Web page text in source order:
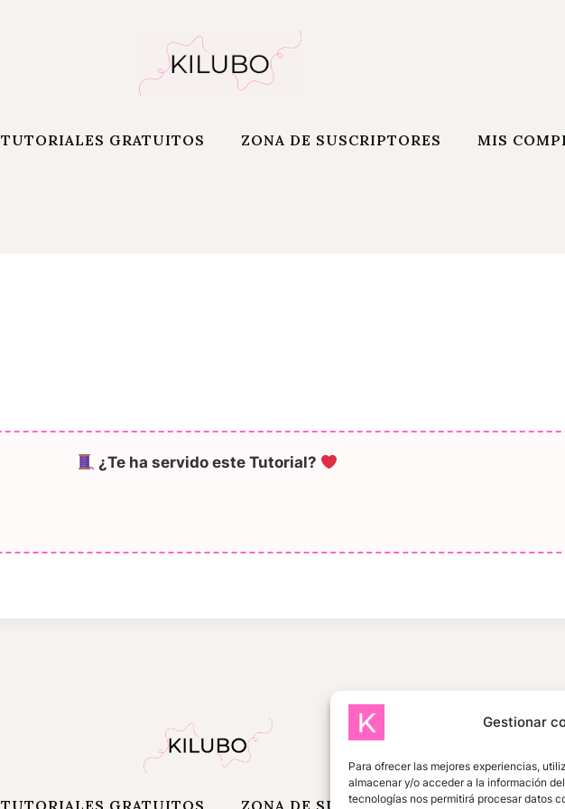
Gestionar
Para ofrecer las mejores experiencias,
almacenar y/o acceder a la información
tecnologías nos permitirá procesar datos
TUTORIALES GRATUITOS ZONA DE SUSCRIPTORES MIS
¿Te ha servido este Tutorial?